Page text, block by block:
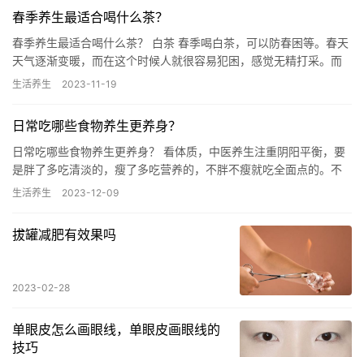
春季养生最适合喝什么茶？
春季养生最适合喝什么茶？ 白茶 春季喝白茶，可以防春困等。春天
天气逐渐变暖，而在这个时候人就很容易犯困，感觉无精打采。而
白茶具有提神、抗疲劳的作用，从而达到消除春困，提神醒脑的目
生活养生 2023-11-19
日常吃哪些食物养生更养身？
日常吃哪些食物养生更养身？ 看体质，中医养生注重阴阳平衡，要
是胖了多吃清淡的，瘦了多吃营养的，不胖不瘦就吃全面点的。不
宜吃太饱，不宜吃精粮，像牙，胃，大脑这样器官也是用进废退。
生活养生 2023-12-09
拔罐减肥有效果吗
2023-02-28
单眼皮怎么画眼线，单眼皮画眼线的
技巧